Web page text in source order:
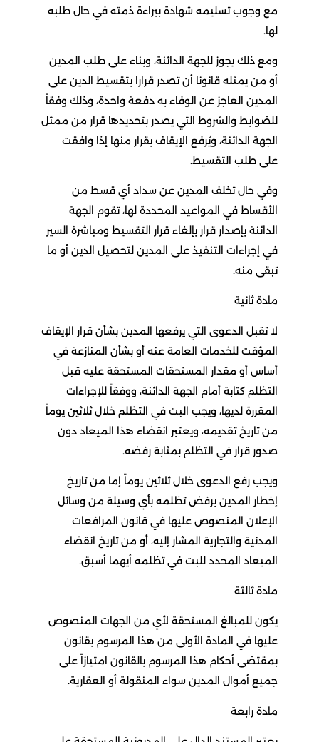
مع وجوب تسليمه شهادة ببراءة ذمته في حال طلبه
لها.
ومع ذلك يجوز للجهة الدائنة، وبناء على طلب المدين
أو من يمثله قانونا أن تصدر قرارا بتقسيط الدين على
المدين العاجز عن الوفاء به دفعة واحدة، وذلك وفقاً
للضوابط والشروط التي يصدر بتحديدها قرار من ممثل
الجهة الدائنة، ويُرفع الإيقاف بقرار منها إذا وافقت
على طلب التقسيط.
وفي حال تخلف المدين عن سداد أي قسط من
الأقساط في المواعيد المحددة لها، تقوم الجهة
الدائنة بإصدار قرار بإلغاء قرار التقسيط ومباشرة السير
في إجراءات التنفيذ على المدين لتحصيل الدين أو ما
تبقى منه.
مادة ثانية
لا تقبل الدعوى التي يرفعها المدين بشأن قرار الإيقاف
المؤقت للخدمات العامة عنه أو بشأن المنازعة في
أساس أو مقدار المستحقات المستحقة عليه قبل
التظلم كتابة أمام الجهة الدائنة، ووفقاً للإجراءات
المقررة لديها، ويجب البت في التظلم خلال ثلاثين يوماً
من تاريخ تقديمه، ويعتبر انقضاء هذا الميعاد دون
صدور قرار في التظلم بمثابة رفضه.
ويجب رفع الدعوى خلال ثلاثين يوماً إما من تاريخ
إخطار المدين برفض تظلمه بأي وسيلة من وسائل
الإعلان المنصوص عليها في قانون المرافعات
المدنية والتجارية المشار إليه، أو من تاريخ انقضاء
الميعاد المحدد للبت في تظلمه أيهما أسبق.
مادة ثالثة
يكون للمبالغ المستحقة لأي من الجهات المنصوص
عليها في المادة الأولى من هذا المرسوم بقانون
بمقتضى أحكام هذا المرسوم بالقانون امتيازاً على
جميع أموال المدين سواء المنقولة أو العقارية.
مادة رابعة